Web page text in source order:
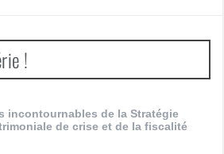
!
incontournables de la Stratégie
de crise et de la fiscalité